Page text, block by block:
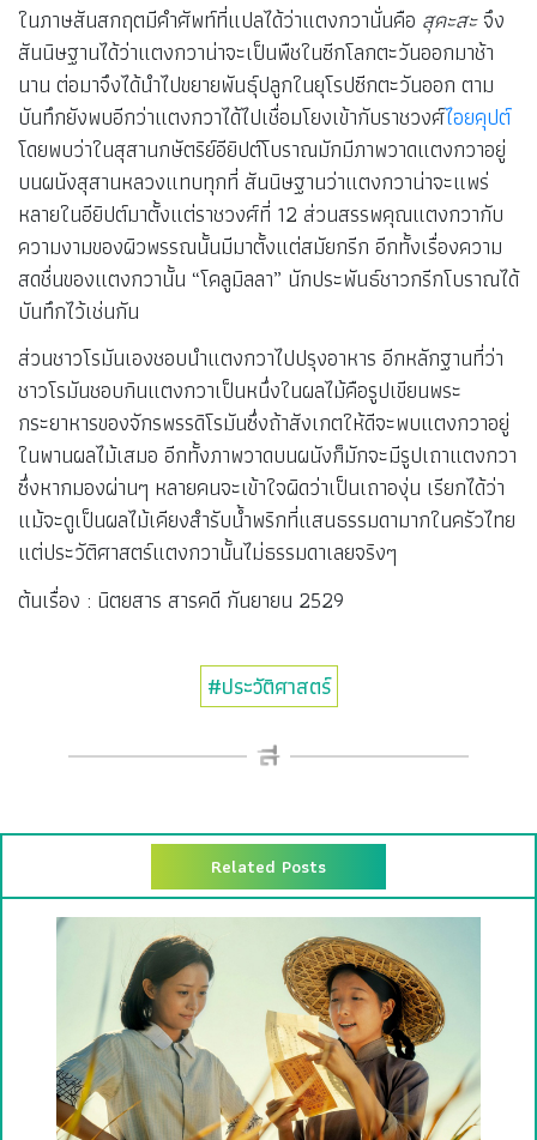
ในภาษสันสกฤตมีคำศัพท์ที่แปลได้ว่าแตงกวานั่นคือ สุคะสะจึง
สันนิษฐานได้ว่าแตงกวาน่าจะเป็นพืชในซีกโลกตะวันออกมาช้า
นาน ต่อมาจึงได้นำไปขยายพันธุ์ปลูกในยุโรปซีกตะวันออก ตาม
บันทึกยังพบอีกว่าแตงกวาได้ไปเชื่อมโยงเข้ากับราชวงศ์ไอยคุปต์
โดยพบว่าในสุสานกษัตริย์อียิปต์โบราณมักมีภาพวาดแตงกวาอยู่
บนผนังสุสานหลวงแทบทุกที่ สันนิษฐานว่าแตงกวาน่าจะแพร่
หลายในอียิปต์มาตั้งแต่ราชวงศ์ที่ 12 ส่วนสรรพคุณแตงกวากับ
ความงามของผิวพรรณนั้นมีมาตั้งแต่สมัยกรีก อีกทั้งเรื่องความ
สดชื่นของแตงกวานั้น “โคลูมิลลา” นักประพันธ์ชาวกรีกโบราณได้
บันทึกไว้เช่นกัน
ส่วนชาวโรมันเองชอบนำแตงกวาไปปรุงอาหาร อีกหลักฐานที่ว่า
ชาวโรมันชอบกินแตงกวาเป็นหนึ่งในผลไม้คือรูปเขียนพระ
กระยาหารของจักรพรรดิโรมันซึ่งถ้าสังเกตให้ดีจะพบแตงกวาอยู่
ในพานผลไม้เสมอ อีกทั้งภาพวาดบนผนังก็มักจะมีรูปเถาแตงกวา
ซึ่งหากมองผ่านๆ หลายคนจะเข้าใจผิดว่าเป็นเถาองุ่น เรียกได้ว่า
แม้จะดูเป็นผลไม้เคียงสำรับน้ำพริกที่แสนธรรมดามากในครัวไทย
แต่ประวัติศาสตร์แตงกวานั้นไม่ธรรมดาเลยจริงๆ
ต้นเรื่อง : นิตยสาร สารคดี กันยายน 2529
#ประวัติศาสตร์
Related Posts